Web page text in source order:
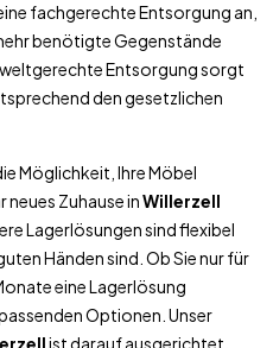
fachgerechte Entsorgung an,
benötigte Gegenstände
Entsorgung sorgt
den gesetzlichen
Möglichkeit, Ihre Möbel
neues Zuhause inWillerzell
Lagerlösungen sind flexibel
Händen sind. Ob Sie nur für
eine Lagerlösung
Optionen. Unser
ist darauf ausgerichtet,